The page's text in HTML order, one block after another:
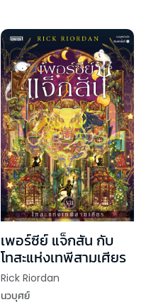
เพอร์ซีย์ แจ็กสัน กับ
โทสะแห่งเทพีสามเศียร
Rick Riordan
นวบุศย์